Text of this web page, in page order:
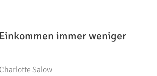
immer weniger
Charlotte Salow